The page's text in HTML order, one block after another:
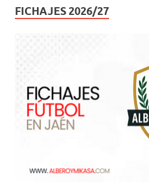
FICHAJES 2026/27